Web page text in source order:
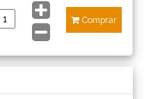
Comprar